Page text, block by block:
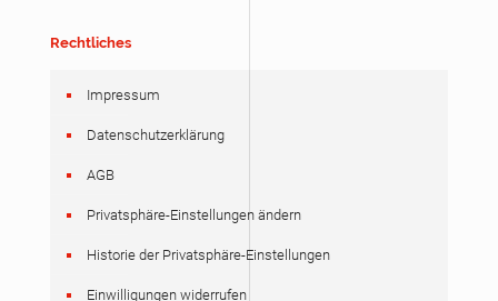
Rechtliches
Impressum
Datenschutzerklärung
AGB
Privatsphäre-Einstellungen ändern
Historie der Privatsphäre-Einstellungen
Einwilligungen widerrufen